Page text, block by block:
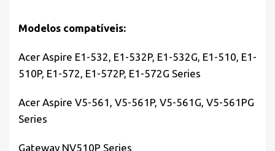
Modelos compatíveis:
Acer Aspire E1-532, E1-532P, E1-532G, E1-510, E1-
510P, E1-572, E1-572P, E1-572G Series
Acer Aspire V5-561, V5-561P, V5-561G, V5-561PG
Series
Gateway NV510P Series